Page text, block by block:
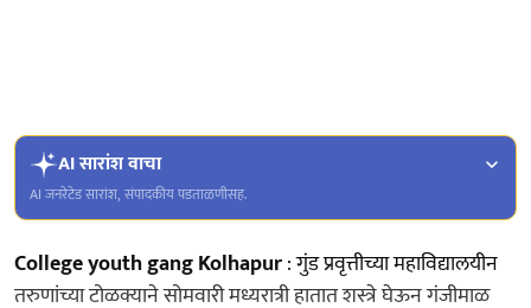
AI सारांश वाचा
AI जनरेटेड सारांश, संपादकीय पडताळणीसह.
College youth gang Kolhapur: गुंड प्रवृत्तीच्या महाविद्यालयीन
तरुणांच्या टोळक्याने सोमवारी मध्यरात्री हातात शस्त्रे घेऊन गंजीमाळ